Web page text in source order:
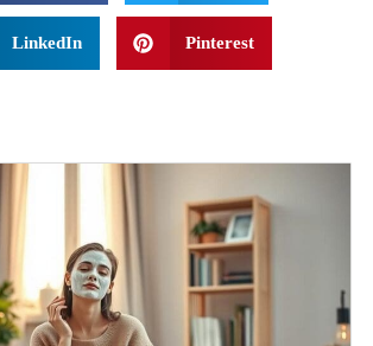
LinkedIn Pinterest